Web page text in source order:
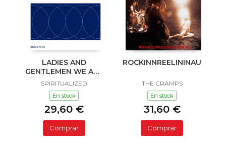
LADIES AND
GENTLEMEN WE ARE
FLOATING IN SPACE
SPIRITUALIZED
En stock
29,60 €
Comprar
THE CRAMPS
En stock
31,60 €
Comprar